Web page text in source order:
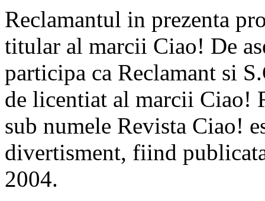
Reclamantul in prezenta
titular al marcii Ciao! De
participa ca Reclamant si
de licentiat al marcii Ciao!
sub numele Revista Ciao!
divertisment, fiind
2004.